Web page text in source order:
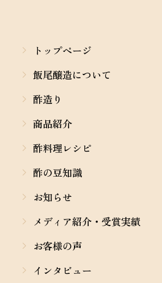
トップページ
飯尾醸造について
酢造り
商品紹介
酢料理レシピ
酢の豆知識
お知らせ
メディア紹介・受賞実績
お客様の声
インタビュー